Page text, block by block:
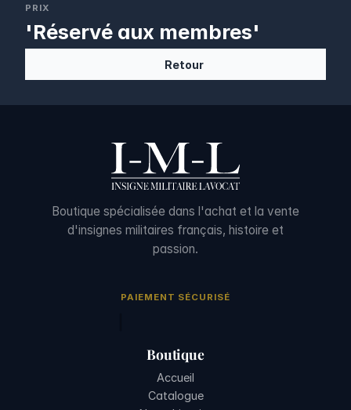
PRIX
'Réservé aux membres'
Retour
Boutique spécialisée dans l'achat et la vente
d'insignes militaires français, histoire et
passion.
PAIEMENT SÉCURISÉ
Boutique
Accueil
Catalogue